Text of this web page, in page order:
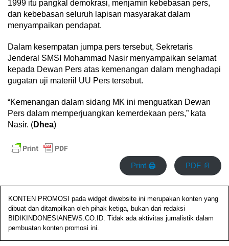
1999 itu pangkal demokrasi, menjamin kebebasan pers,
dan kebebasan seluruh lapisan masyarakat dalam
menyampaikan pendapat.
Dalam kesempatan jumpa pers tersebut, Sekretaris
Jenderal SMSI Mohammad Nasir menyampaikan selamat
kepada Dewan Pers atas kemenangan dalam menghadapi
gugatan uji materiil UU Pers tersebut.
“Kemenangan dalam sidang MK ini menguatkan Dewan
Pers dalam memperjuangkan kemerdekaan pers,” kata
Nasir. (Dhea)
Print 🖨 PDF 📄
KONTEN PROMOSI pada widget diwebsite ini merupakan konten yang
dibuat dan ditampilkan oleh pihak ketiga, bukan dari redaksi
BIDIKINDONESIANEWS.CO.ID. Tidak ada aktivitas jurnalistik dalam
pembuatan konten promosi ini.